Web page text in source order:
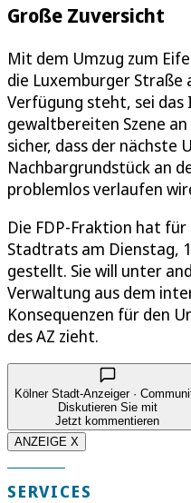
Große Zuversicht
Mit dem Umzug zum
die Luxemburger Straße
Verfügung steht, sei das
gewaltbereiten Szene an
sicher, dass der nächste
Nachbargrundstück an
problemlos verlaufen
Die FDP-Fraktion hat
Stadtrats am Dienstag,
gestellt. Sie will unter
Verwaltung aus dem
Konsequenzen für den
des AZ zieht.
Kölner Stadt-Anzeiger ·
Diskutieren Sie mit
Jetzt kommentieren
ANZEIGE X
SERVICES